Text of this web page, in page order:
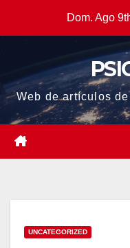
Dom. Ago
Web de artículos
UNCATEGORIZED